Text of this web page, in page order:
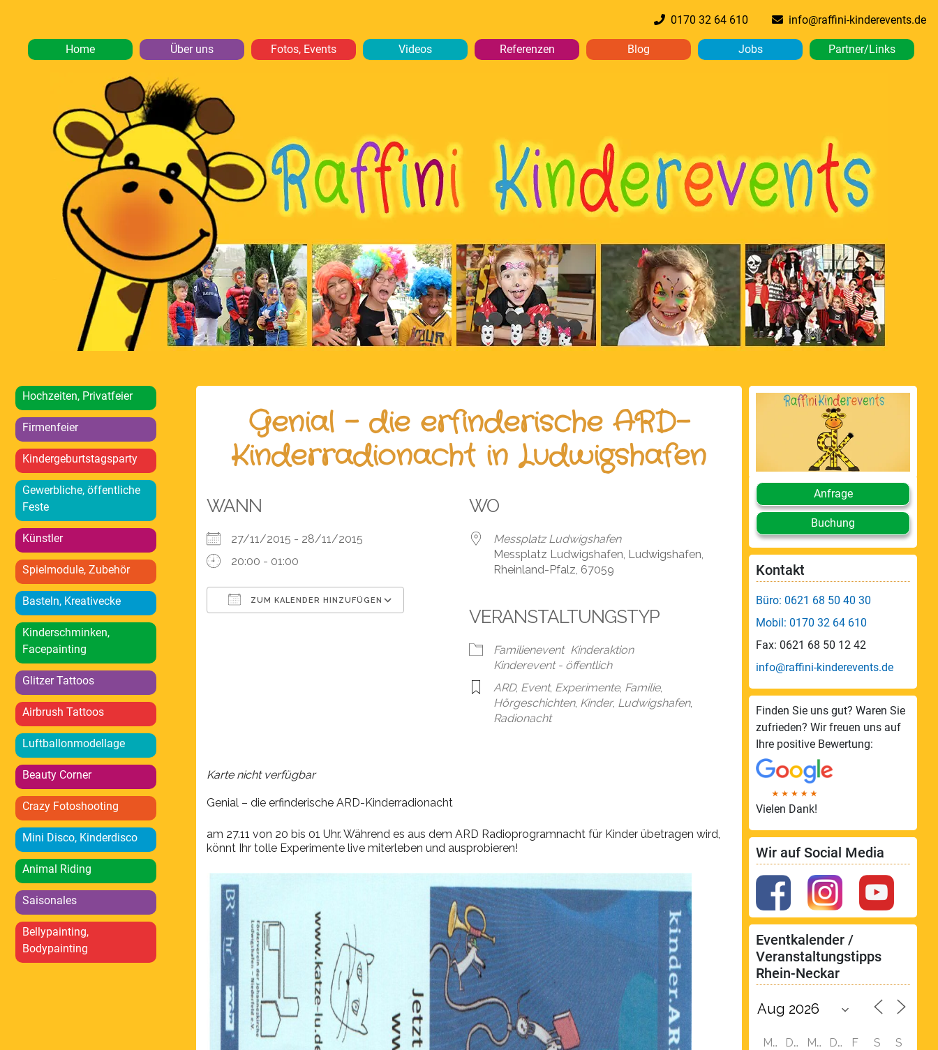
0170 32 64 610 info@raffini-kinderevents.de
Home Über uns Fotos, Events Videos Referenzen Blog Jobs Partner/Links
Hochzeiten, Privatfeier
Firmenfeier
Kindergeburtstagsparty
Gewerbliche, öffentliche
Feste
Künstler
Spielmodule, Zubehör
Basteln, Kreativecke
Kinderschminken,
Facepainting
Glitzer Tattoos
Airbrush Tattoos
Luftballonmodellage
Beauty Corner
Crazy Fotoshooting
Mini Disco, Kinderdisco
Animal Riding
Saisonales
Bellypainting,
Bodypainting
Genial – die erfinderische ARD-
Kinderradionacht in Ludwigshafen
WANN
27/11/2015 - 28/11/2015
20:00 - 01:00
ZUM KALENDER HINZUFÜGEN
Google Kalender iCalendar Office 365
WO
Messplatz Ludwigshafen
Messplatz Ludwigshafen, Ludwigshafen,
Rheinland-Pfalz, 67059
VERANSTALTUNGSTYP
Familienevent Kinderaktion
Kinderevent - öffentlich
ARD, Event, Experimente, Familie,
Hörgeschichten, Kinder, Ludwigshafen,
Radionacht
Karte nicht verfügbar
Genial – die erfinderische ARD-Kinderradionacht
am 27.11 von 20 bis 01 Uhr. Während es aus dem ARD Radioprogramnacht für Kinder übetragen wird,
könnt Ihr tolle Experimente live miterleben und ausprobieren!
Anfrage
Buchung
Kontakt
Büro: 0621 68 50 40 30
Mobil: 0170 32 64 610
Fax: 0621 68 50 12 42
info@raffini-kinderevents.de
Finden Sie uns gut? Waren Sie
zufrieden? Wir freuen uns auf
Ihre positive Bewertung:
Vielen Dank!
Wir auf Social Media
Eventkalender /
Veranstaltungstipps
Rhein-Neckar
M D M D F S
S